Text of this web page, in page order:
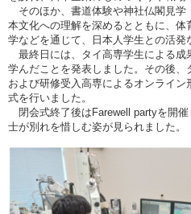
そのほか、書道体験や神社仏閣見学
本文化への理解を深めるとともに、
学などを通じて、日本人学生との活発
最終日には、タイ高専学生による成
学んだことを発表しました。その後
および研修受入高専によるオンライ
式を行いました。
閉会式終了後はFarewell partyを開
士が別れを惜しむ姿が見られました。